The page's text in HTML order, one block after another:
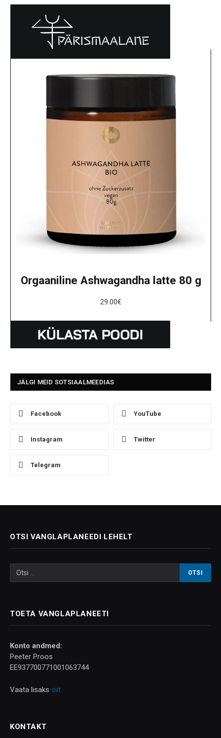
Orgaaniline Ashwagandha latte 80 g
29.00€
JÄLGI MEID SOTSIAALMEEDIAS
Facebook YouTube
Instagram Twitter
Telegram
OTSI VANGLAPLANEEDI LEHELT
TOETA VANGLAPLANEETI
Konto andmed:
Peeter Proos
EE937700771001063744
Vaata lisaks siit
KONTAKT